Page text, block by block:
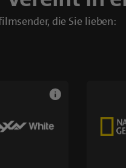
die Sie lieben: